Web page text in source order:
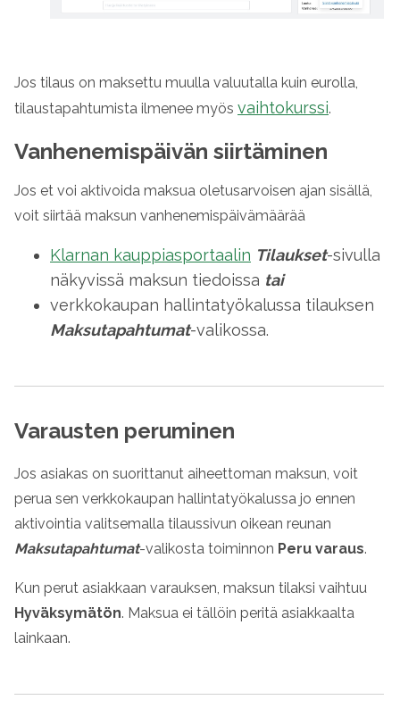
Jos tilaus on maksettu muulla valuutalla kuin eurolla,
tilaustapahtumista ilmenee myös vaihtokurssi.
Vanhenemispäivän siirtäminen
Jos et voi aktivoida maksua oletusarvoisen ajan sisällä,
voit siirtää maksun vanhenemispäivämäärää
Klarnan kauppiasportaalin Tilaukset-sivulla
näkyvissä maksun tiedoissa tai
verkkokaupan hallintatyökalussa tilauksen
Maksutapahtumat-valikossa.
Varausten peruminen
Jos asiakas on suorittanut aiheettoman maksun, voit
perua sen verkkokaupan hallintatyökalussa jo ennen
aktivointia valitsemalla tilaussivun oikean reunan
Maksutapahtumat-valikosta toiminnon Peru varaus.
Kun perut asiakkaan varauksen, maksun tilaksi vaihtuu
Hyväksymätön. Maksua ei tällöin peritä asiakkaalta
lainkaan.